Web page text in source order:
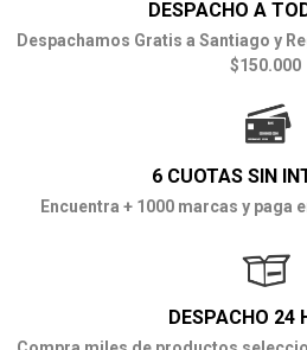
DESPACHO A
Despachamos Gratis a Santiago y
$150.000
6 CUOTAS SIN
Encuentra + 1000 marcas y paga
DESPACHO 24